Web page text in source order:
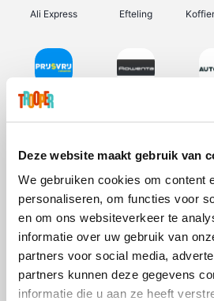
Deze website maakt gebruik van
We gebruiken cookies om content
personaliseren, om functies voor
en om ons websiteverkeer te
informatie over uw gebruik van
partners voor social media,
partners kunnen deze gegevens
informatie die u aan ze heeft
Ali Express Efteling
Prijsvrij
Vidaxl Plopsa
All Accor